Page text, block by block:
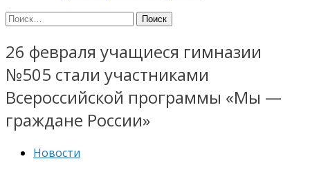
Найти:
26 февраля учащиеся гимназии
№505 стали участниками
Всероссийской программы «Мы —
граждане России»
Новости